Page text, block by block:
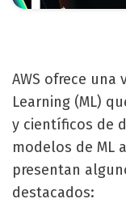
AWS ofrece una
Learning (ML)
y científicos de
modelos de ML
presentan
destacados: